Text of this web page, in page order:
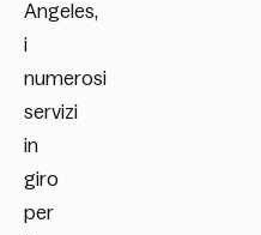
Angeles,
i
numerosi
servizi
in
giro
per